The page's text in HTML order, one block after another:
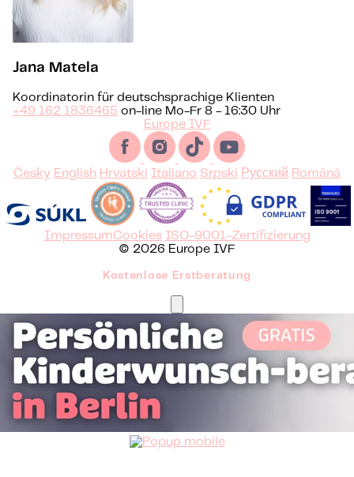
Jana Matela
Koordinatorin für deutschsprachige Klienten
+49 162 1836465 on-line Mo-Fr 8 - 16:30 Uhr
Europe IVF
Česky English Hrvatski Italiano Srpski Русский Română
ImpressumCookies ISO-9001-Zertifizierung
© 2026 Europe IVF
Kostenlose Erstberatung